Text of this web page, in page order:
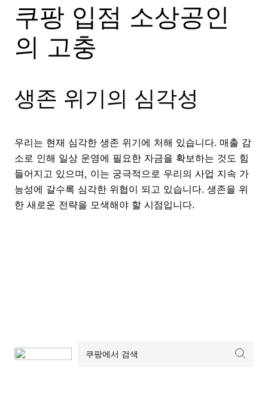
쿠팡 입점 소상공인
의 고충
생존 위기의 심각성
우리는 현재 심각한 생존 위기에 처해 있습니다. 매출 감
소로 인해 일상 운영에 필요한 자금을 확보하는 것도 힘
들어지고 있으며, 이는 궁극적으로 우리의 사업 지속 가
능성에 갈수록 심각한 위협이 되고 있습니다. 생존을 위
한 새로운 전략을 모색해야 할 시점입니다.